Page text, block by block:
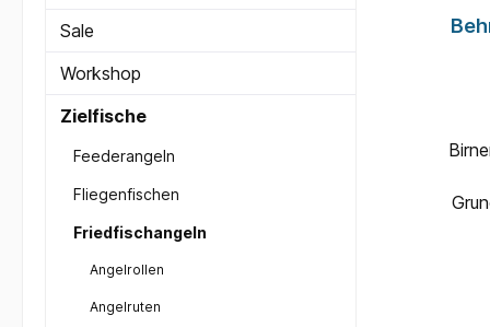
Sale
Workshop
Zielfische
Feederangeln
Fliegenfischen
Friedfischangeln
Angelrollen
Angelruten